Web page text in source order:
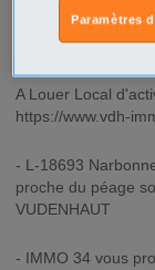
Description
A Louer Local d'activité et commercial 413 M2 Lien annonce :
https://www.vdh-
- L-18693
proche du péage
VUDENHAUT
- IMMO 34 vous
Paramètres